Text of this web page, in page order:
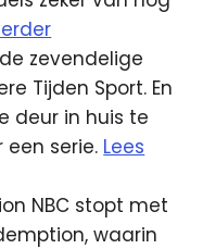
zevendelige
Tijden Sport. En
deur in huis te
serie. Lees
NBC stopt met
waarin